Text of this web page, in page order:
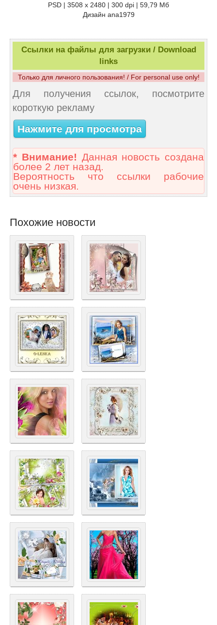
PSD | 3508 x 2480 | 300 dpi | 59,79 Мб
Дизайн аnа1979
Ссылки на файлы для загрузки / Download
links
Только для личного пользования! / For personal use only!
Для получения ссылок, посмотрите
короткую рекламу
Нажмите для просмотра
* Внимание! Данная новость создана
более 2 лет назад.
Вероятность что ссылки рабочие
очень низкая.
Похожие новости